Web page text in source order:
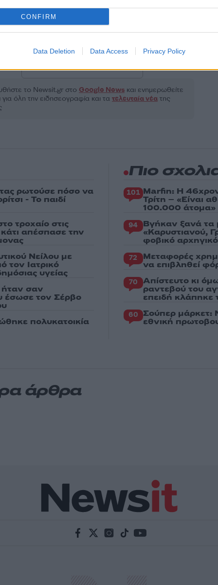
CONFIRM
Data Deletion Data Access Privacy Policy
από reCAPTCHA, ισχύουνΠολιτική Απορρήτου&Όροι Χρήσηςτης
Τοπικά Νέα
ΠΥΡΟΣΒΕΣΤΙΚΗ ΦΘΙΩΤΙΔΑ
το Νewsit.gr στο Google Newsκαι ενημερωθείτε
όλη την ειδησεογραφία και τα τελευταία νέατης
ρωτούσε πόσο να
- Το παιδί
τροχαίο στις
απέσπασε την
Νείλου με
τον Ιατρικό
υγείας
σαν
έσωσε τον Σέρβο
πολυκατοικία
Πιο
101 Marfin: Η
Τρίτη – «Είναι
100.000 άτομα»
94 Βγήκαν ξανά τα
«Καρυστιανού,
φοβικό
72 Μεταφορές
να επιβληθεί
70 Απίστευτο κι
ραντεβού του
επειδή κλάπηκε
60 Σούπερ μάρκετ:
εθνική
άρθρα